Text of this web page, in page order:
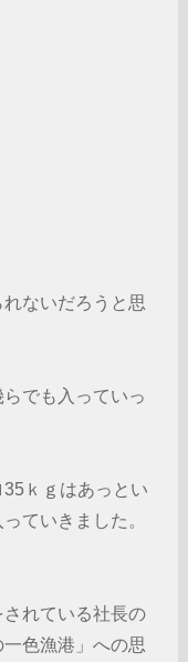
ないだろうと思
でも入っていっ
ｋｇはあっとい
ていきました。
れている社長の
色漁港」への思